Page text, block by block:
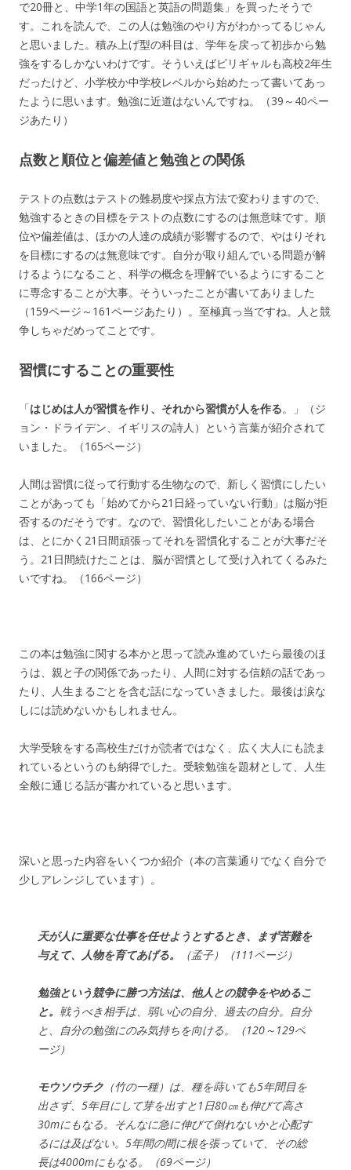
で20冊と、中学1年の国語と英語の問題集」を買ったそうで
す。これを読んで、この人は勉強のやり方がわかってるじゃん
と思いました。積み上げ型の科目は、学年を戻って初歩から勉
強をするしかないわけです。そういえばビリギャルも高校2年生
だったけど、小学校か中学校レベルから始めたって書いてあっ
たように思います。勉強に近道はないんですね。（39～40ペー
ジあたり）
点数と順位と偏差値と勉強との関係
テストの点数はテストの難易度や採点方法で変わりますので、
勉強するときの目標をテストの点数にするのは無意味です。順
位や偏差値は、ほかの人達の成績が影響するので、やはりそれ
を目標にするのは無意味です。自分が取り組んでいる問題が解
けるようになること、科学の概念を理解でいるようにすること
に専念することが大事。そういったことが書いてありました
（159ページ～161ページあたり）。至極真っ当ですね。人と競
争しちゃだめってことです。
習慣にすることの重要性
「はじめは人が習慣を作り、それから習慣が人を作る。」（ジ
ョン・ドライデン、イギリスの詩人）という言葉が紹介されて
いました。（165ページ）
人間は習慣に従って行動する生物なので、新しく習慣にしたい
ことがあっても「始めてから21日経っていない行動」は脳が拒
否するのだそうです。なので、習慣化したいことがある場合
は、とにかく21日間頑張ってそれを習慣化することが大事だそ
う。21日間続けたことは、脳が習慣として受け入れてくるみた
いですね。（166ページ）
この本は勉強に関する本かと思って読み進めていたら最後のほ
うは、親と子の関係であったり、人間に対する信頼の話であっ
たり、人生まるごとを含む話になっていきました。最後は涙な
しには読めないかもしれません。
大学受験をする高校生だけが読者ではなく、広く大人にも読ま
れているというのも納得でした。受験勉強を題材として、人生
全般に通じる話が書かれていると思います。
深いと思った内容をいくつか紹介（本の言葉通りでなく自分で
少しアレンジしています）。
天が人に重要な仕事を任せようとするとき、まず苦難を
与えて、人物を育てあげる。
（孟子）（111ページ）
勉強という競争に勝つ方法は、他人との競争をやめるこ
と。 戦うべき相手は、弱い心の自分、過去の自分。自分
と、自分の勉強にのみ気持ちを向ける。（120～129ペ
ージ）
モウソウチク （竹の一種）は、種を蒔いても5年間目を
出さず、5年目にして芽を出すと1日80㎝も伸びて高さ
30mにもなる。そんなに急に伸びて倒れないかと心配す
るには及ばない。5年間の間に根を張っていて、その総
長は4000mにもなる。（69ページ）